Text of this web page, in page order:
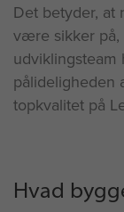
Det betyder, at
være sikker på,
udviklingsteam
pålideligheden
topkvalitet på
Hvad